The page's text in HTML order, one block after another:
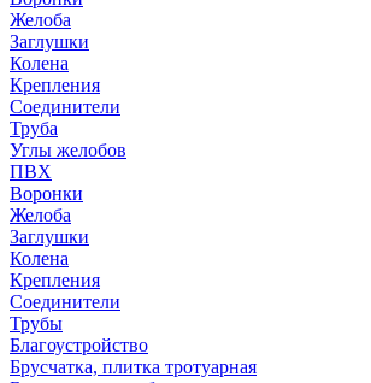
Желоба
Заглушки
Колена
Крепления
Соединители
Труба
Углы желобов
ПВХ
Воронки
Желоба
Заглушки
Колена
Крепления
Соединители
Трубы
Благоустройство
Брусчатка, плитка тротуарная